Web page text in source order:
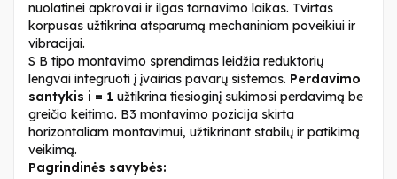
nuolatinei apkrovai ir ilgas tarnavimo laikas. Tvirtas
korpusas užtikrina atsparumą mechaniniam poveikiui ir
vibracijai.
S B tipo montavimo sprendimas leidžia reduktorių
lengvai integruoti į įvairias pavarų sistemas. Perdavimo
santykis i = 1 užtikrina tiesioginį sukimosi perdavimą be
greičio keitimo. B3 montavimo pozicija skirta
horizontaliam montavimui, užtikrinant stabilų ir patikimą
veikimą.
Pagrindinės savybės: